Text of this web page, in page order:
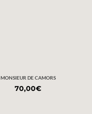
MONSIEUR DE CAMORS
70,00€